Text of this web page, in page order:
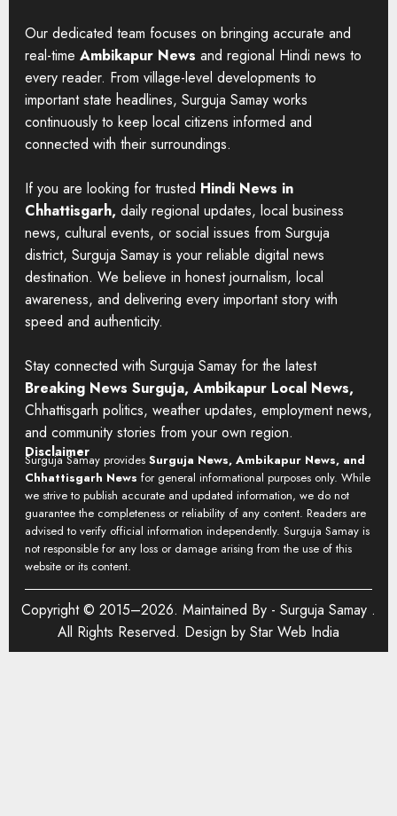
Our dedicated team focuses on bringing accurate and
real-time Ambikapur News and regional Hindi news to
every reader. From village-level developments to
important state headlines, Surguja Samay works
continuously to keep local citizens informed and
connected with their surroundings.
If you are looking for trusted Hindi News in
Chhattisgarh, daily regional updates, local business
news, cultural events, or social issues from Surguja
district, Surguja Samay is your reliable digital news
destination. We believe in honest journalism, local
awareness, and delivering every important story with
speed and authenticity.
Stay connected with Surguja Samay for the latest
Breaking News Surguja, Ambikapur Local News,
Chhattisgarh politics, weather updates, employment news,
and community stories from your own region.
Disclaimer
Surguja Samay provides Surguja News, Ambikapur News, and
Chhattisgarh News for general informational purposes only. While
we strive to publish accurate and updated information, we do not
guarantee the completeness or reliability of any content. Readers are
advised to verify official information independently. Surguja Samay is
not responsible for any loss or damage arising from the use of this
website or its content.
Copyright © 2015–2026. Maintained By - Surguja Samay .
All Rights Reserved. Design by Star Web India